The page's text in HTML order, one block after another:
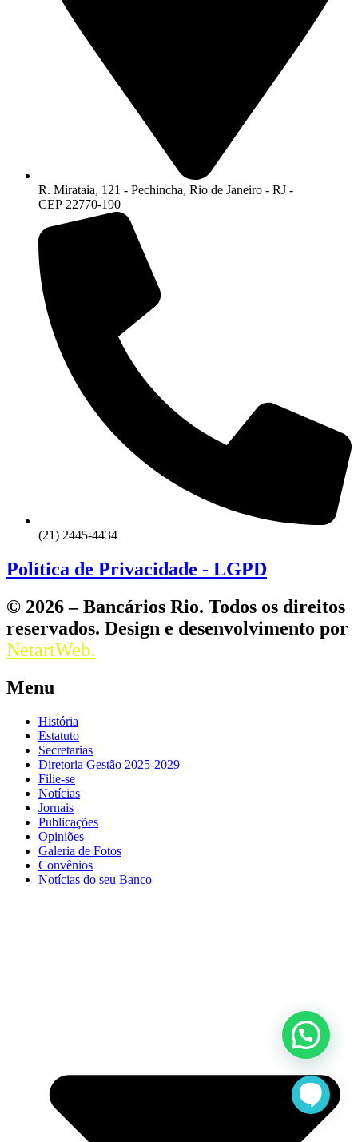
R. Mirataia, 121 - Pechincha, Rio de Janeiro - RJ -
CEP 22770-190
(21) 2445-4434
Política de Privacidade - LGPD
© 2026 – Bancários Rio. Todos os direitos
reservados. Design e desenvolvimento por
NetartWeb.
Menu
História
Estatuto
Secretarias
Diretoria Gestão 2025-2029
Filie-se
Notícias
Jornais
Publicações
Opiniões
Galeria de Fotos
Convênios
Notícias do seu Banco